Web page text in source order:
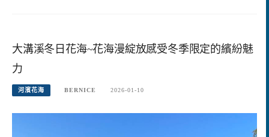
大溝溪冬日花海~花海漫綻放感受冬季限定的繽紛魅
力
河濱花海 BERNICE 2026-01-10